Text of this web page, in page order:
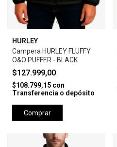
HURLEY
Campera HURLEY FLUFFY
O&O PUFFER - BLACK
$127.999,00
$108.799,15 con
Transferencia o depósito
Comprar